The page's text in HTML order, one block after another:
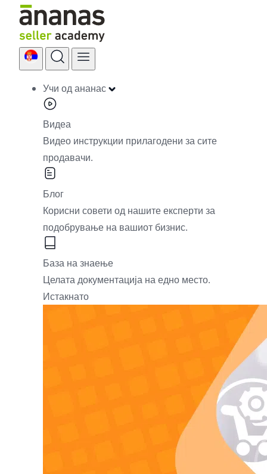
Skip
content
Учи од ананас
Видеа
Видео инструкции прилагодени за сите
продавачи.
Блог
Корисни совети од нашите експерти за
подобрување на вашиот бизнис.
База на знаење
Целата документација на едно место.
Истакнато